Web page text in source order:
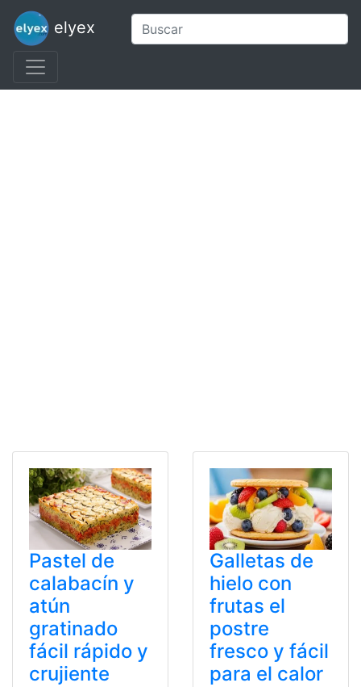
elyex
Pastel de
calabacín y
atún
gratinado
fácil rápido y
crujiente
Galletas de
hielo con
frutas el
postre
fresco y fácil
para el calor